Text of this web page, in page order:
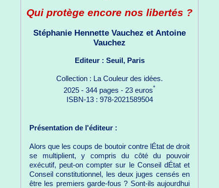
Qui protège encore nos libertés ?
Stéphanie Hennette Vauchez et Antoine
Vauchez
Editeur : Seuil, Paris
Collection : La Couleur des idées.
2025 - 344 pages - 23 euros*
ISBN-13 : 978-2021589504
Présentation de l'éditeur :
Alors que les coups de boutoir contre lÉtat de droit
se multiplient, y compris du côté du pouvoir
exécutif, peut-on compter sur le Conseil dÉtat et
Conseil constitutionnel, les deux juges censés en
être les premiers garde-fous ? Sont-ils aujourdhui